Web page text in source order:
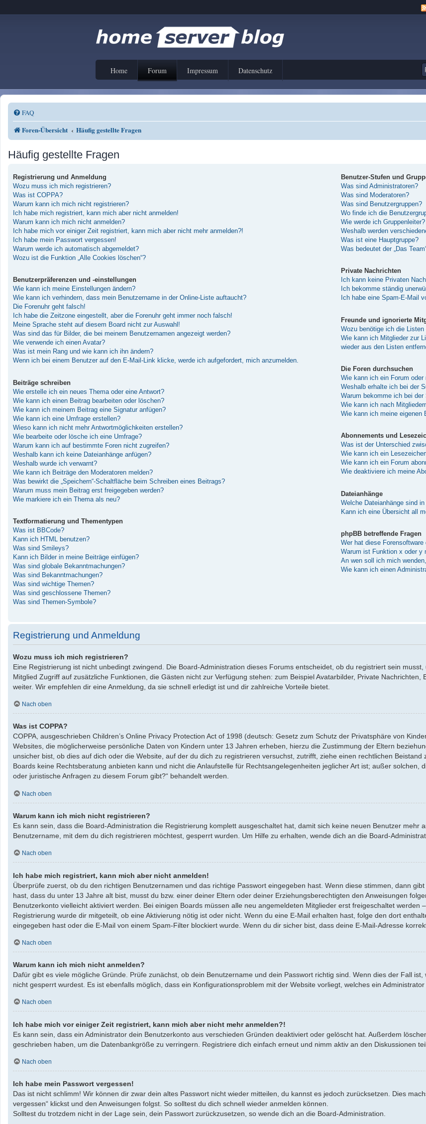
Home Forum Impressum Datenschutz
FAQ
Foren-Übersicht Häufig gestellte Fragen
Häufig gestellte Fragen
Registrierung und Anmeldung
Wozu muss ich mich registrieren?
Was ist COPPA?
Warum kann ich mich nicht registrieren?
Ich habe mich registriert, kann mich aber nicht anmelden!
Warum kann ich mich nicht anmelden?
Ich habe mich vor einiger Zeit registriert, kann mich aber nicht mehr anmelden?!
Ich habe mein Passwort vergessen!
Warum werde ich automatisch abgemeldet?
Wozu ist die Funktion „Alle Cookies löschen“?
Benutzerpräferenzen und -einstellungen
Wie kann ich meine Einstellungen ändern?
Wie kann ich verhindern, dass mein Benutzername in der Online-Liste auftaucht?
Die Forenuhr geht falsch!
Ich habe die Zeitzone eingestellt, aber die Forenuhr geht immer noch falsch!
Meine Sprache steht auf diesem Board nicht zur Auswahl!
Was sind das für Bilder, die bei meinem Benutzernamen angezeigt werden?
Wie verwende ich einen Avatar?
Was ist mein Rang und wie kann ich ihn ändern?
Wenn ich bei einem Benutzer auf den E-Mail-Link klicke, werde ich aufgefordert, mich anzumelden.
Beiträge schreiben
Wie erstelle ich ein neues Thema oder eine Antwort?
Wie kann ich einen Beitrag bearbeiten oder löschen?
Wie kann ich meinem Beitrag eine Signatur anfügen?
Wie kann ich eine Umfrage erstellen?
Wieso kann ich nicht mehr Antwortmöglichkeiten erstellen?
Wie bearbeite oder lösche ich eine Umfrage?
Warum kann ich auf bestimmte Foren nicht zugreifen?
Weshalb kann ich keine Dateianhänge anfügen?
Weshalb wurde ich verwarnt?
Wie kann ich Beiträge den Moderatoren melden?
Was bewirkt die „Speichern“-Schaltfläche beim Schreiben eines Beitrags?
Warum muss mein Beitrag erst freigegeben werden?
Wie markiere ich ein Thema als neu?
Textformatierung und Thementypen
Was ist BBCode?
Kann ich HTML benutzen?
Was sind Smileys?
Kann ich Bilder in meine Beiträge einfügen?
Was sind globale Bekanntmachungen?
Was sind Bekanntmachungen?
Was sind wichtige Themen?
Was sind geschlossene Themen?
Was sind Themen-Symbole?
Benutzer-Stufen und
Was sind Administratoren?
Was sind Moderatoren?
Was sind Benutzergruppen?
Wo finde ich die
Wie werde ich Gruppenleiter?
Weshalb werden
Was ist eine Hauptgruppe?
Was bedeutet der „Das
Private Nachrichten
Ich kann keine Privaten
Ich bekomme ständig
Ich habe eine Spam-E-Mail
Freunde und ignorierte
Wozu benötige ich die
Wie kann ich Mitglieder zur
wieder aus den Listen
Die Foren durchsuchen
Wie kann ich ein Forum
Weshalb erhalte ich bei der
Warum bekomme ich bei
Wie kann ich nach
Wie kann ich meine eigenen
Abonnements und
Was ist der Unterschied
Wie kann ich ein
Wie kann ich ein Forum
Wie deaktiviere ich meine
Dateianhänge
Welche Dateianhänge sind
Kann ich eine Übersicht all
phpBB betreffende Fragen
Wer hat diese Forensoftware
Warum ist Funktion x oder y
An wen soll ich mich
Wie kann ich einen
Registrierung und Anmeldung
Wozu muss ich mich registrieren?
Eine Registrierung ist nicht unbedingt zwingend. Die Board-Administration dieses Forums entscheidet, ob du registriert sein
Mitglied Zugriff auf zusätzliche Funktionen, die Gästen nicht zur Verfügung stehen: zum Beispiel Avatarbilder, Private
weiter. Wir empfehlen dir eine Anmeldung, da sie schnell erledigt ist und dir zahlreiche Vorteile bietet.
Nach oben
Was ist COPPA?
COPPA, ausgeschrieben Children’s Online Privacy Protection Act of 1998 (deutsch: Gesetz zum Schutz der Privatsphäre von
Websites, die möglicherweise persönliche Daten von Kindern unter 13 Jahren erheben, hierzu die Zustimmung der Eltern
unsicher bist, ob dies auf dich oder die Website, auf der du dich zu registrieren versuchst, zutrifft, ziehe einen rechtlichen
Boards keine Rechtsberatung anbieten kann und nicht die Anlaufstelle für Rechtsangelegenheiten jeglicher Art ist; außer solchen,
oder juristische Anfragen zu diesem Forum gibt?“ behandelt werden.
Nach oben
Warum kann ich mich nicht registrieren?
Es kann sein, dass die Board-Administration die Registrierung komplett ausgeschaltet hat, damit sich keine neuen Benutzer
Benutzername, mit dem du dich registrieren möchtest, gesperrt wurden. Um Hilfe zu erhalten, wende dich an die Board-
Nach oben
Ich habe mich registriert, kann mich aber nicht anmelden!
Überprüfe zuerst, ob du den richtigen Benutzernamen und das richtige Passwort eingegeben hast. Wenn diese stimmen, dann
hast, dass du unter 13 Jahre alt bist, musst du bzw. einer deiner Eltern oder deiner Erziehungsberechtigten den Anweisungen
Benutzerkonto vielleicht aktiviert werden. Bei einigen Boards müssen alle neu angemeldeten Mitglieder erst freigeschaltet
Registrierung wurde dir mitgeteilt, ob eine Aktivierung nötig ist oder nicht. Wenn du eine E-Mail erhalten hast, folge den dort
eingegeben hast oder die E-Mail von einem Spam-Filter blockiert wurde. Wenn du dir sicher bist, dass deine E-Mail-Adresse
Nach oben
Warum kann ich mich nicht anmelden?
Dafür gibt es viele mögliche Gründe. Prüfe zunächst, ob dein Benutzername und dein Passwort richtig sind. Wenn dies der Fall
nicht gesperrt wurdest. Es ist ebenfalls möglich, dass ein Konfigurationsproblem mit der Website vorliegt, welches ein
Nach oben
Ich habe mich vor einiger Zeit registriert, kann mich aber nicht mehr anmelden?!
Es kann sein, dass ein Administrator dein Benutzerkonto aus verschieden Gründen deaktiviert oder gelöscht hat. Außerdem
geschrieben haben, um die Datenbankgröße zu verringern. Registriere dich einfach erneut und nimm aktiv an den Diskussionen
Nach oben
Ich habe mein Passwort vergessen!
Das ist nicht schlimm! Wir können dir zwar dein altes Passwort nicht wieder mitteilen, du kannst es jedoch zurücksetzen. Dies
vergessen“ klickst und den Anweisungen folgst. So solltest du dich schnell wieder anmelden können.
Solltest du trotzdem nicht in der Lage sein, dein Passwort zurückzusetzen, so wende dich an die Board-Administration.